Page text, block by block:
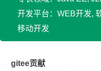
开发平台：WEB开发,
移动开发
gitee贡献